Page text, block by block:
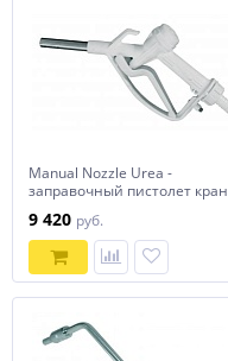
Manual Nozzle Urea -
заправочный пистолет кран
AdBlue
9 420 руб.